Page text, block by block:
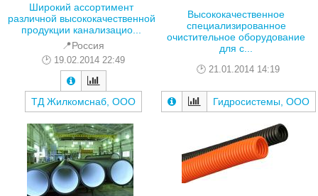
Широкий ассортимент
различной высококачественной
продукции канализацио...
📍Россия
19.02.2014 22:49
ТД Жилкомснаб, ООО
Высококачественное
специализированное
очистительное оборудование
для с...
21.01.2014 14:19
Гидросистемы, ООО